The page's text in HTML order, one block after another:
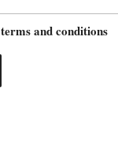
terms and conditions